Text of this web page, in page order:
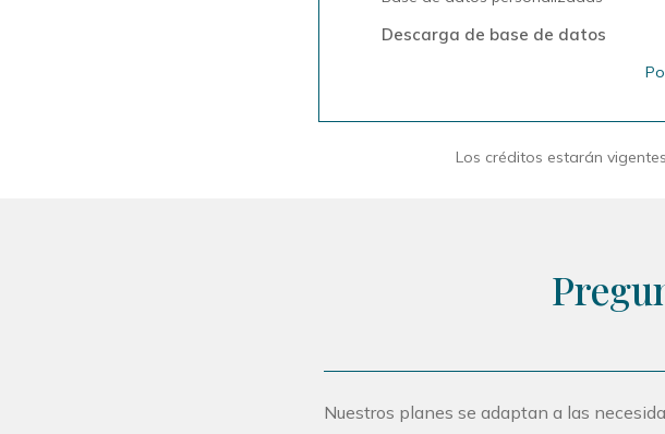
Descarga de base de datos
Los créditos estarán
Nuestros planes se adaptan a las